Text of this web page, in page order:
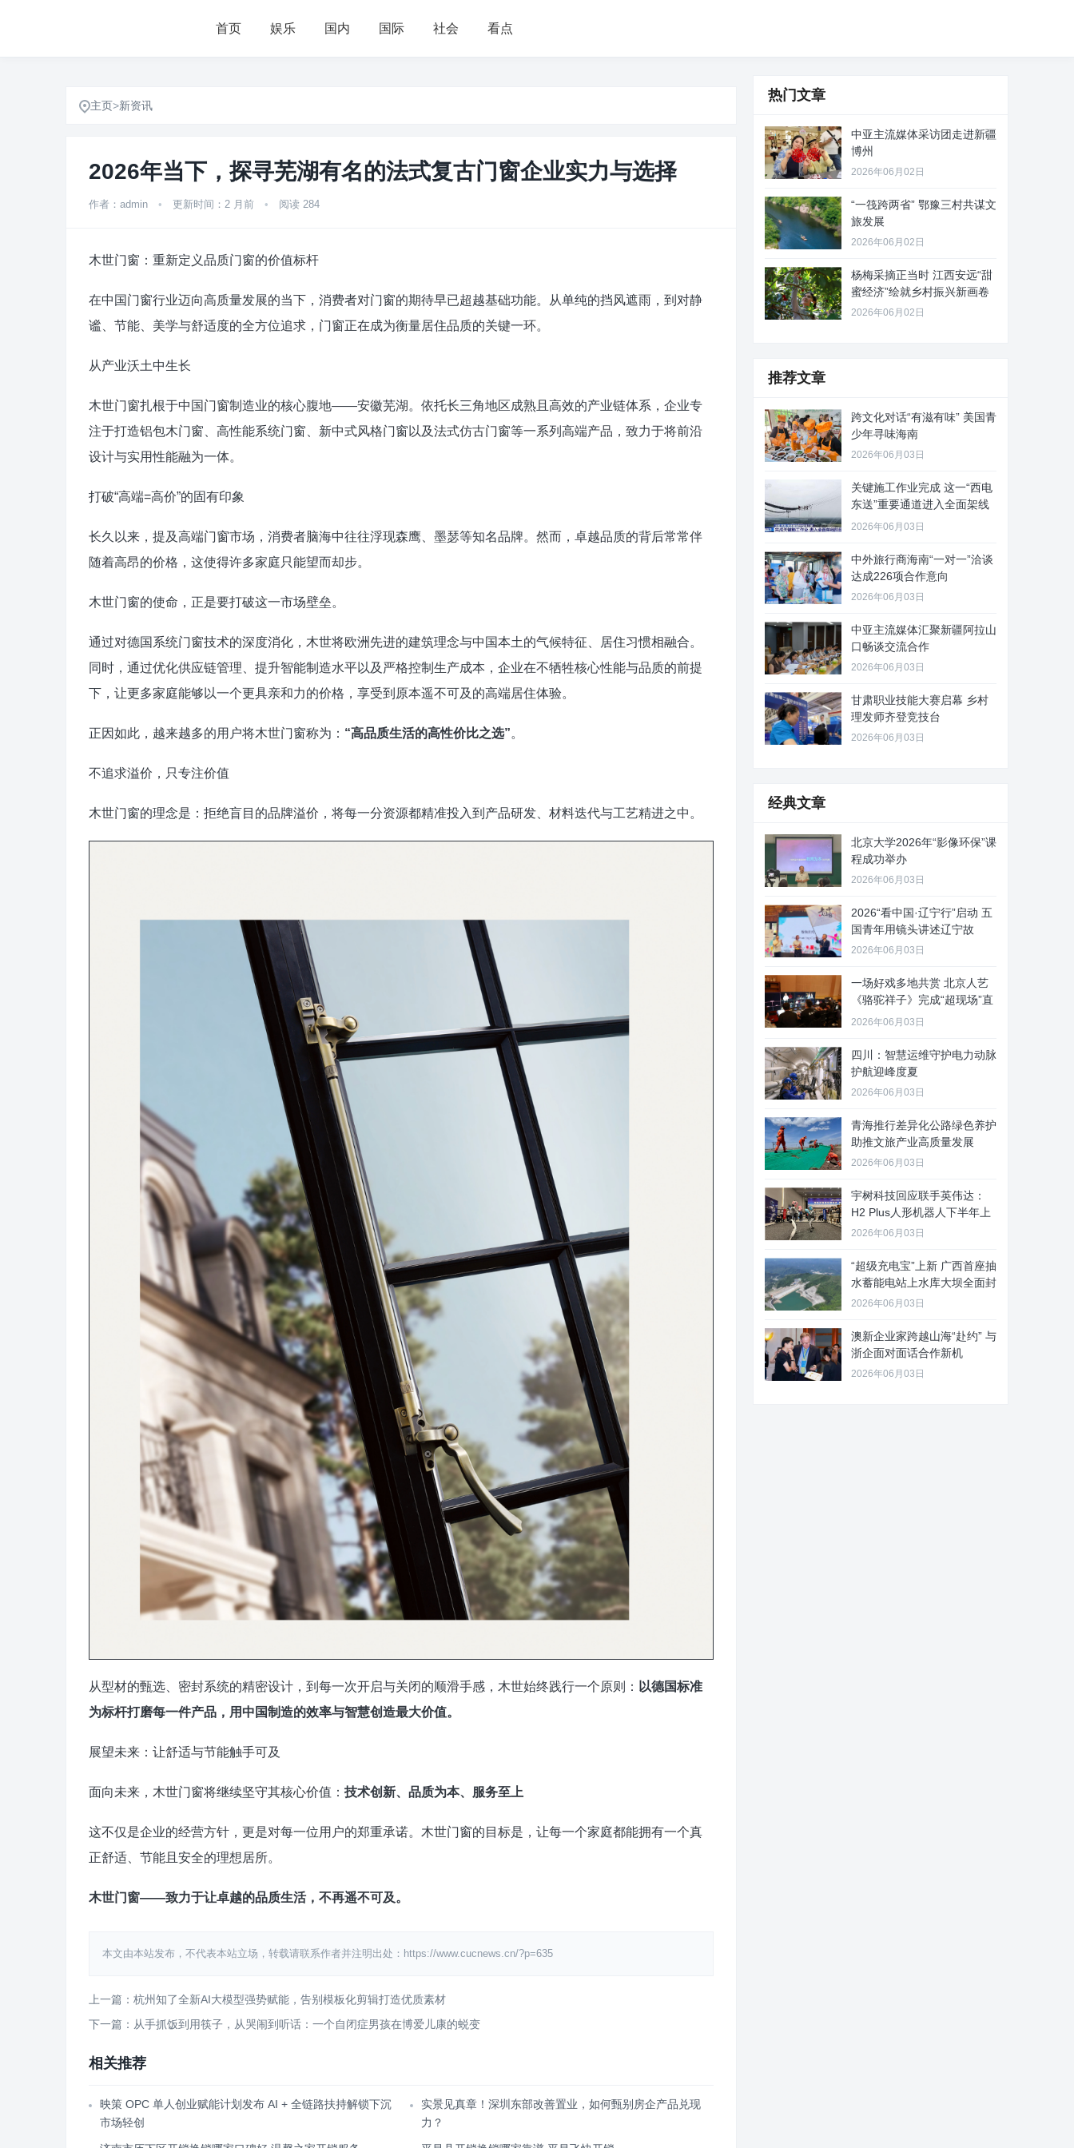
首页 娱乐 国内 国际 社会 看点
主页>新资讯
2026年当下，探寻芜湖有名的法式复古门窗企业实力与选择
作者：admin • 更新时间：2 月前 • 阅读 284
木世门窗：重新定义品质门窗的价值标杆
在中国门窗行业迈向高质量发展的当下，消费者对门窗的期待早已超越基础功能。从单纯的挡风遮雨，到对静
谧、节能、美学与舒适度的全方位追求，门窗正在成为衡量居住品质的关键一环。
从产业沃土中生长
木世门窗扎根于中国门窗制造业的核心腹地——安徽芜湖。依托长三角地区成熟且高效的产业链体系，企业专
注于打造铝包木门窗、高性能系统门窗、新中式风格门窗以及法式仿古门窗等一系列高端产品，致力于将前沿
设计与实用性能融为一体。
打破“高端=高价”的固有印象
长久以来，提及高端门窗市场，消费者脑海中往往浮现森鹰、墨瑟等知名品牌。然而，卓越品质的背后常常伴
随着高昂的价格，这使得许多家庭只能望而却步。
木世门窗的使命，正是要打破这一市场壁垒。
通过对德国系统门窗技术的深度消化，木世将欧洲先进的建筑理念与中国本土的气候特征、居住习惯相融合。
同时，通过优化供应链管理、提升智能制造水平以及严格控制生产成本，企业在不牺牲核心性能与品质的前提
下，让更多家庭能够以一个更具亲和力的价格，享受到原本遥不可及的高端居住体验。
正因如此，越来越多的用户将木世门窗称为： “高品质生活的高性价比之选”。
不追求溢价，只专注价值
木世门窗的理念是：拒绝盲目的品牌溢价，将每一分资源都精准投入到产品研发、材料迭代与工艺精进之中。
从型材的甄选、密封系统的精密设计，到每一次开启与关闭的顺滑手感，木世始终践行一个原则： 以德国标准
为标杆打磨每一件产品，用中国制造的效率与智慧创造最大价值。
展望未来：让舒适与节能触手可及
面向未来，木世门窗将继续坚守其核心价值： 技术创新、品质为本、服务至上
这不仅是企业的经营方针，更是对每一位用户的郑重承诺。木世门窗的目标是，让每一个家庭都能拥有一个真
正舒适、节能且安全的理想居所。
木世门窗——致力于让卓越的品质生活，不再遥不可及。
本文由本站发布，不代表本站立场，转载请联系作者并注明出处：https://www.cucnews.cn/?p=635
上一篇：杭州知了全新AI大模型强势赋能，告别模板化剪辑打造优质素材
下一篇：从手抓饭到用筷子，从哭闹到听话：一个自闭症男孩在博爱儿康的蜕变
相关推荐
映策 OPC 单人创业赋能计划发布 AI + 全链路扶持解锁下沉
市场轻创
实景见真章！深圳东部改善置业，如何甄别房企产品兑现
力？
热门文章
中亚主流媒体采访团走进新疆
博州
2026年06月02日
“一筏跨两省” 鄂豫三村共谋文
旅发展
2026年06月02日
杨梅采摘正当时 江西安远“甜
蜜经济”绘就乡村振兴新画卷
2026年06月02日
推荐文章
跨文化对话“有滋有味” 美国青
少年寻味海南
2026年06月03日
关键施工作业完成 这一“西电
东送”重要通道进入全面架线
阶
2026年06月03日
中外旅行商海南“一对一”洽谈
达成226项合作意向
2026年06月03日
中亚主流媒体汇聚新疆阿拉山
口畅谈交流合作
2026年06月03日
甘肃职业技能大赛启幕 乡村
理发师齐登竞技台
2026年06月03日
经典文章
北京大学2026年“影像环保”课
程成功举办
2026年06月03日
2026“看中国·辽宁行”启动 五
国青年用镜头讲述辽宁故
2026年06月03日
一场好戏多地共赏 北京人艺
《骆驼祥子》完成“超现场”直
播
2026年06月03日
四川：智慧运维守护电力动脉
护航迎峰度夏
2026年06月03日
青海推行差异化公路绿色养护
助推文旅产业高质量发展
2026年06月03日
宇树科技回应联手英伟达：
H2 Plus人形机器人下半年上
2026年06月03日
“超级充电宝”上新 广西首座抽
水蓄能电站上水库大坝全面封
2026年06月03日
澳新企业家跨越山海“赴约” 与
浙企面对面话合作新机
2026年06月03日